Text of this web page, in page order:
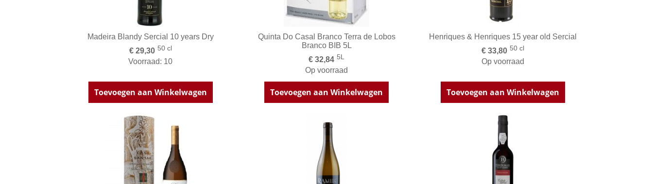
Madeira Blandy Sercial 10 years Dry
€ 29,30 50 cl
Voorraad: 10
Toevoegen aan Winkelwagen
Quinta Do Casal Branco Terra de Lobos
Branco BIB 5L
€ 32,84 5L
Op voorraad
Toevoegen aan Winkelwagen
Henriques & Henriques 15 year old Sercial
€ 33,80 50 cl
Op voorraad
Toevoegen aan Winkelwagen